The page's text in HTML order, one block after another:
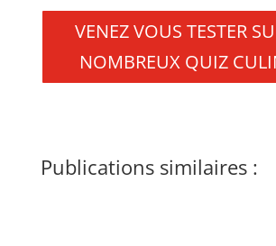
VENEZ VOUS TESTER
NOMBREUX QUIZ
Publications similaires :